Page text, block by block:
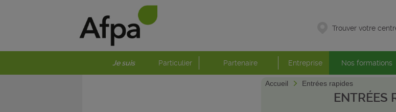
Trouver votre
Je suis Particulier Partenaire Entreprise Nos formations
Accueil Entrées rapides
ENTRÉES